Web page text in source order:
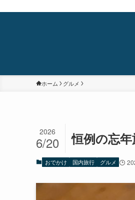
ホーム グルメ
恒例の忘年
2026
6/20
おでかけ 国内旅行 グルメ